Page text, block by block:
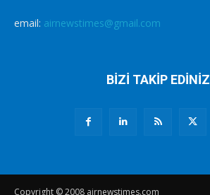
email: airnewstimes@gmail.com
BİZİ TAKİP EDİNİZ
Copyright © 2008 airnewstimes.com